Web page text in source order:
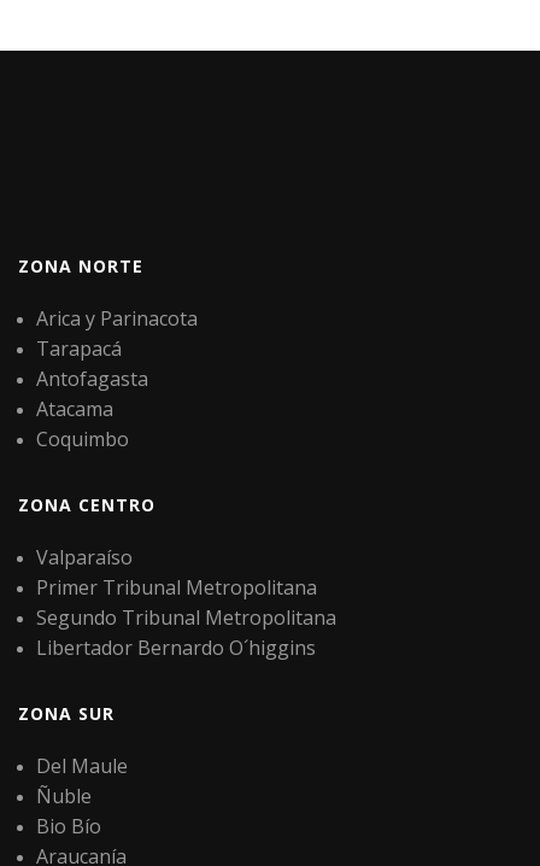
ZONA NORTE
Arica y Parinacota
Tarapacá
Antofagasta
Atacama
Coquimbo
ZONA CENTRO
Valparaíso
Primer Tribunal Metropolitana
Segundo Tribunal Metropolitana
Libertador Bernardo O´higgins
ZONA SUR
Del Maule
Ñuble
Bio Bío
Araucanía